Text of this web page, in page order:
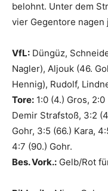
belohnt. Unter dem
vier Gegentore nagen
VfL: Düngüz,
Nagler), Aljouk (46.
Hennig), Rudolf,
Tore: 1:0 (4.) Gros,
Demir Strafstoß, 3:2
Gohr, 3:5 (66.) Kara,
4:7 (90.) Gohr.
Bes. Vork.: Gelb/Rot